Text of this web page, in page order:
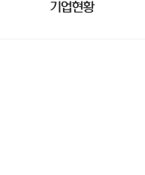
기업현황